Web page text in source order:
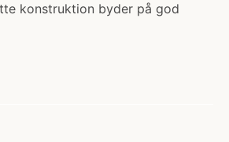
konstruktion byder på god